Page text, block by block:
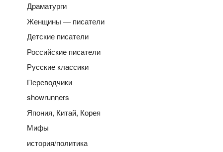
Драматурги
Женщины — писатели
Детские писатели
Российские писатели
Русские классики
Переводчики
showrunners
Япония, Китай, Корея
Мифы
история/политика